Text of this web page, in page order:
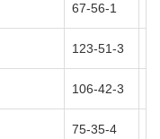
67-56-1
123-51-3
106-42-3
75-35-4